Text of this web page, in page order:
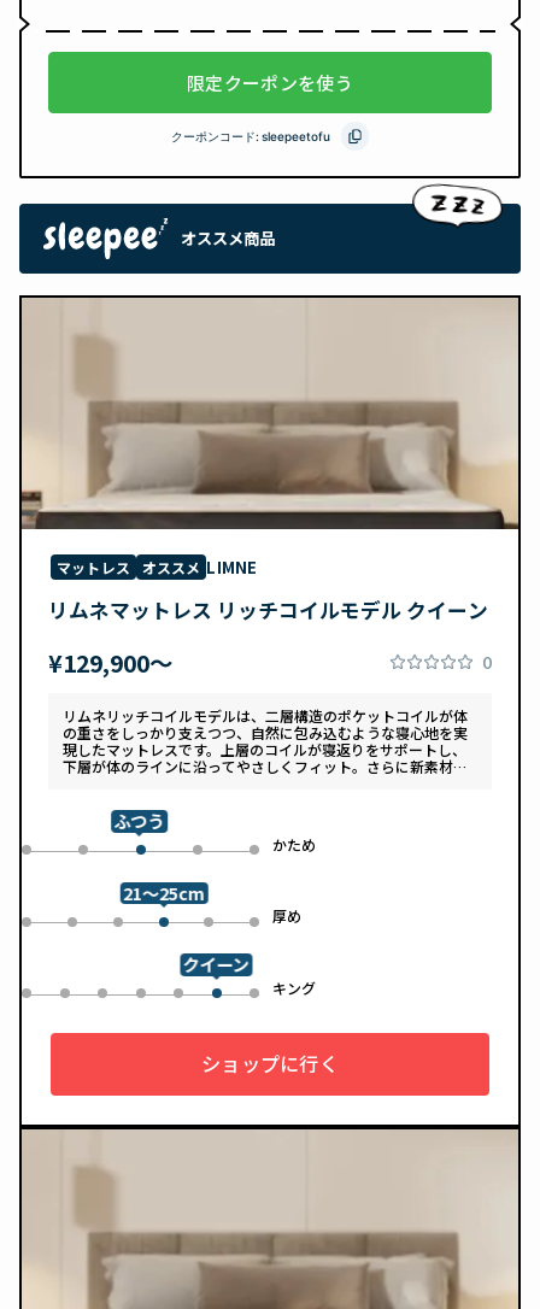
限定クーポンを使う
クーポンコード: sleepeetofu
オススメ商品
マットレス オススメ LIMNE
リムネマットレス リッチコイルモデル クイーン
¥129,900〜 0
リムネリッチコイルモデルは、二層構造のポケットコイルが体
の重さをしっかり支えつつ、自然に包み込むような寝心地を実
現したマットレスです。上層のコイルが寝返りをサポートし、
下層が体のラインに沿ってやさしくフィット。さらに新素材
ンで、カバーは自宅で洗濯可能。清潔さと快適さの両方を追求
した一枚です。
0 1 2
ふつう
3 かため
4
0 1 2 3
21～25cm
4 厚め
5
0 1 2 3 4 5
クイーン
キング
6
ショップに行く